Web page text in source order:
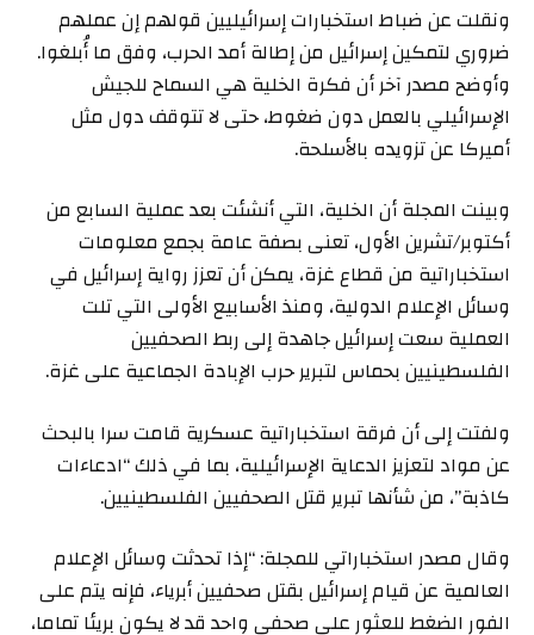
ونقلت عن ضباط استخبارات إسرائيليين قولهم إن عملهم
ضروري لتمكين إسرائيل من إطالة أمد الحرب، وفق ما أُبلغوا.
وأوضح مصدر آخر أن فكرة الخلية هي السماح للجيش
الإسرائيلي بالعمل دون ضغوط، حتى لا تتوقف دول مثل
أميركا عن تزويده بالأسلحة.
وبينت المجلة أن الخلية، التي أنشئت بعد عملية السابع من
أكتوبر/تشرين الأول، تعنى بصفة عامة بجمع معلومات
استخباراتية من قطاع غزة، يمكن أن تعزز رواية إسرائيل في
وسائل الإعلام الدولية، ومنذ الأسابيع الأولى التي تلت
العملية سعت إسرائيل جاهدة إلى ربط الصحفيين
الفلسطينيين بحماس لتبرير حرب الإبادة الجماعية على غزة.
ولفتت إلى أن فرقة استخباراتية عسكرية قامت سرا بالبحث
عن مواد لتعزيز الدعاية الإسرائيلية، بما في ذلك “ادعاءات
كاذبة”، من شأنها تبرير قتل الصحفيين الفلسطينيين.
وقال مصدر استخباراتي للمجلة: “إذا تحدثت وسائل الإعلام
العالمية عن قيام إسرائيل بقتل صحفيين أبرياء، فإنه يتم على
الفور الضغط للعثور على صحفي واحد قد لا يكون بريئا تماما،